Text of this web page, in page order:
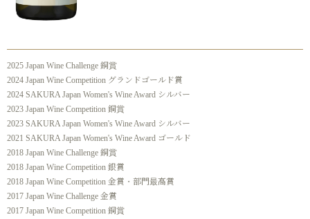
2025 Japan Wine Challenge 銅賞
2024 Japan Wine Competition グランドゴールド賞
2024 SAKURA Japan Women's Wine Award シルバー
2023 Japan Wine Competition 銅賞
2023 SAKURA Japan Women's Wine Award シルバー
2021 SAKURA Japan Women's Wine Award ゴールド
2018 Japan Wine Challenge 銅賞
2018 Japan Wine Competition 銀賞
2018 Japan Wine Competition 金賞・部門最高賞
2017 Japan Wine Challenge 金賞
2017 Japan Wine Competition 銅賞